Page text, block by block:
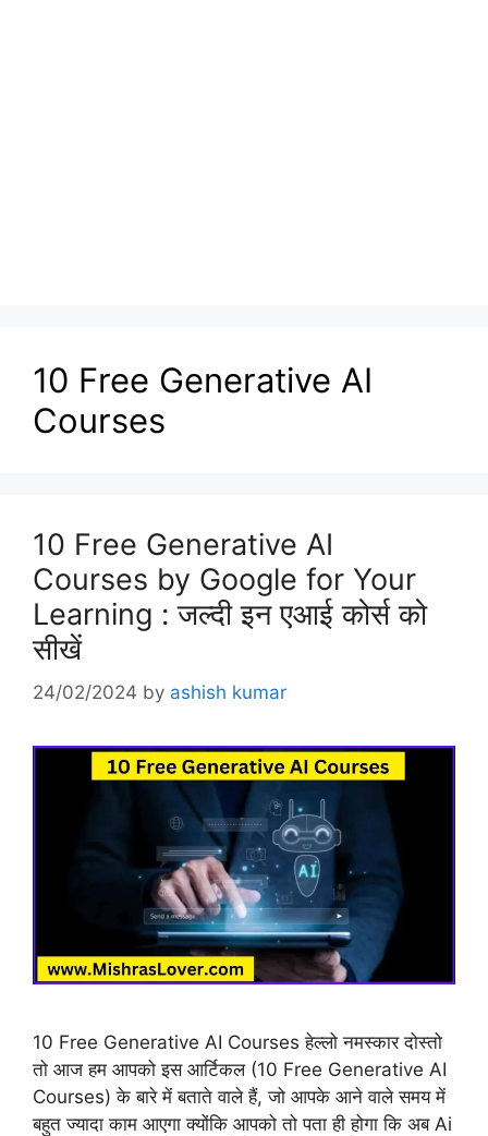
10 Free Generative AI
Courses
10 Free Generative AI
Courses by Google for Your
Learning : जल्दी इन एआई कोर्स को
सीखें
24/02/2024 by ashish kumar
10 Free Generative AI Courses हेल्लो नमस्कार दोस्तो
तो आज हम आपको इस आर्टिकल (10 Free Generative AI
Courses) के बारे में बताते वाले हैं, जो आपके आने वाले समय में
बहुत ज्यादा काम आएगा क्योंकि आपको तो पता ही होगा कि अब Ai